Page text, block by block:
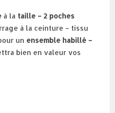
à la taille – 2 poches
à la ceinture – tissu
un ensemble habillé –
bien en valeur vos